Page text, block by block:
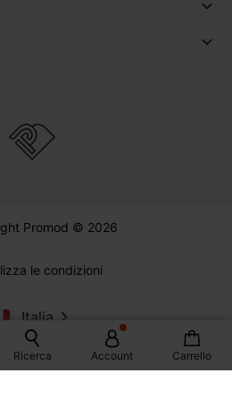
Ricerca Account Carrello